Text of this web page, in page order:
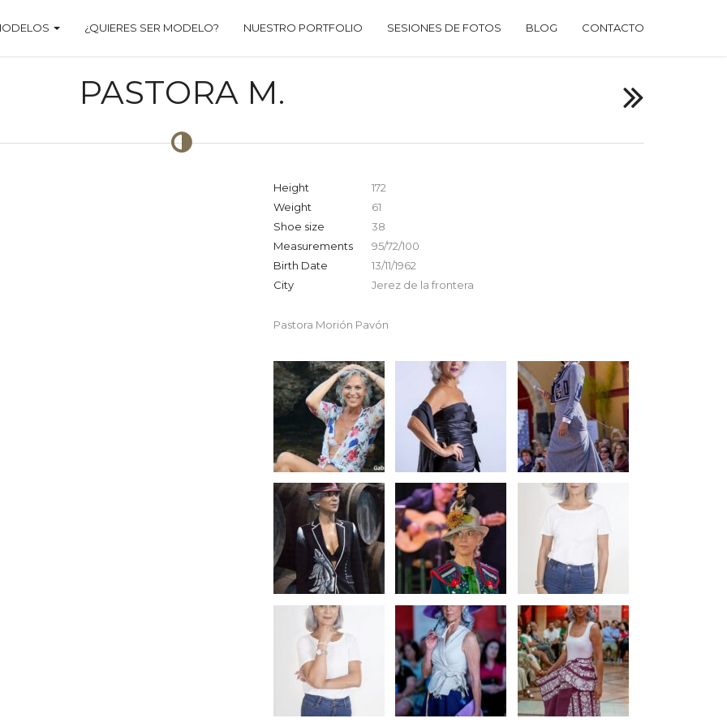
¿QUIERES SER MODELO? NUESTRO PORTFOLIO SESIONES DE FOTOS BLOG CONTACTO
PASTORA M.
Height
172
Weight
61
Shoe size
38
Measurements
95/72/100
Birth Date
13/11/1962
City
Jerez de la frontera
Pastora Morión Pavón